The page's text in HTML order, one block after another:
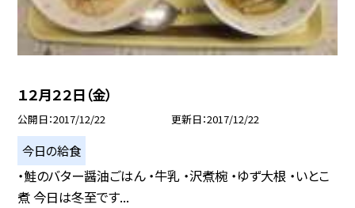
１２月２２日（金）
公開日 2017/12/22 更新日 2017/12/22
今日の給食
・鮭のバター醤油ごはん ・牛乳 ・沢煮椀 ・ゆず大根 ・いとこ
煮 今日は冬至です...